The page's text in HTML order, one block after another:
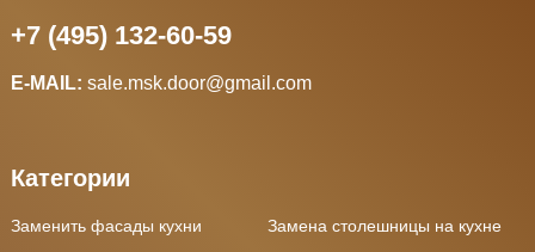
+7 (495) 132-60-59
E-MAIL: sale.msk.door@gmail.com
Категории
Заменить фасады кухни
Замена столешницы на кухне